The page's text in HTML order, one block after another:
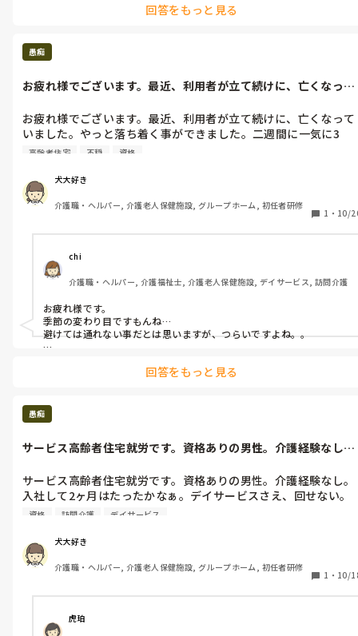
回答をもっと見る
愚痴
お疲れ様でございます。最近、利用者が立て続けに、亡くなって
お疲れ様でございます。最近、利用者が立て続けに、亡くなって
いました。やっと落ち着く事ができました。二週間に一気に3
人。サービス高齢者住宅就労訪問介護をしていますが、めちゃく
しかし、資格なしのある女性スタッフ、あの人どうしたの?と聞
れて、はっきりと他の利用者に亡くなったよと答えてしまう。
これって、他の利用者を不穏にさせてしまう。普通、言わないと
思いますが、私は、入院してますと答えてます。
高齢者住宅 不穏 資格
犬大好き
介護職・ヘルパー, 介護老人保健施設, グループホーム, 初任者研修
1 ・ 10/
chi
介護職・ヘルパー, 介護福祉士, 介護老人保健施設, デイサービス, 訪問介護
お疲れ様です。
季節の変わり目ですもんね…
避けては通れない事だとは思いますが、つらいですよね。。
なんでその事利用者さんが知ってるの？って思ったけど
そういう事言わない方がいい、と
ある程度立場のある人から伝えてもらえればいいですね🤔
回答をもっと見る
愚痴
サービス高齢者住宅就労です。資格ありの男性。介護経験なし。
サービス高齢者住宅就労です。資格ありの男性。介護経験なし。
入社して2ヶ月はたったかなぁ。デイサービスさえ、回せない。
デイサービス回せないと、訪問介護には、入れない。仕事は、ス
スも、ままならない。食事介助も怖がってる。
思わず言ってしまった。こっちが怖がると利用者に、伝わります
よ。確かに、食事介助は怖いですけど、怖がっていたら、伝わり
ます。トランスも全てにおいて。だから、怖がる事なく、普通に
いっちゃってください。
資格 訪問介護 デイサービス
犬大好き
介護職・ヘルパー, 介護老人保健施設, グループホーム, 初任者研修
1 ・ 10/
虎珀